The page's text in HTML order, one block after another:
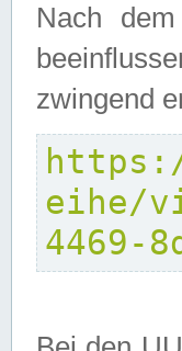
Nach
zwingend
eihe/
4469-